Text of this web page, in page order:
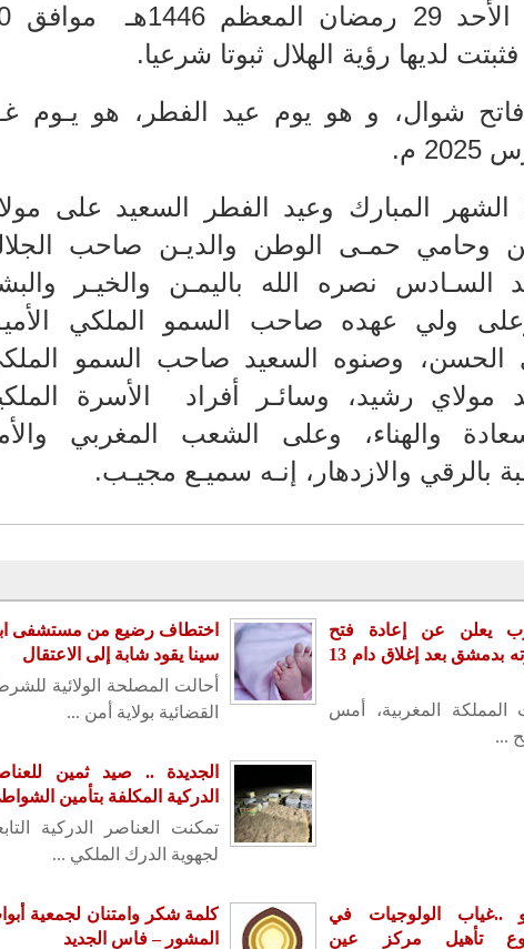
1446هـ
فاتح شوال، و هو يوم عيد الفطر، هو يـوم
الشهر المبارك وعيد الفطر السعيد على
وحامي حمـى الوطن والديـن صاحب
السـادس نصره الله باليمـن والخيـر
وعلى ولي عهده صاحب السمو الملكي
الحسن، وصنوه السعيد صاحب السمو
مولاي رشيد، وسائـر أفراد
الأسرة
والهناء، وعلى الشعب المغربي
بالرقي والازدهار، إنـه سميـع مجيـب.
يعلن عن إعادة فتح
سفارته بدمشق بعد إغلاق دام 13
المملكة المغربية، أمس
...
اختطاف رضيع من مستشفى
سينا يقود شابة إلى الاعتقال
أحالت المصلحة الولائية
القضائية بولاية أمن ...
الجديدة .. صيد ثمين
الدركية المكلفة بتأمين
تمكنت العناصر الدركية
لجهوية الدرك الملكي ...
..غياب الولوجيات في
تأهيل مركز عين
كلمة شكر وامتنان لجمعية
المشور – فاس الجديد